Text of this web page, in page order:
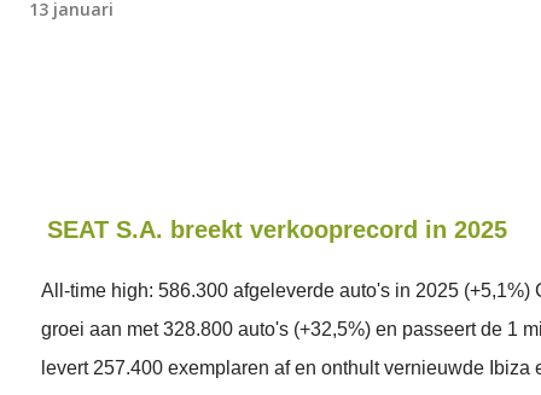
13 januari
SEAT S.A. breekt verkooprecord in 2025
All-time high: 586.300 afgeleverde auto's in 2025 (+5,1%)
groei aan met 328.800 auto's (+32,5%) en passeert de 1
levert 257.400 exemplaren af en onthult vernieuwde Ibiza